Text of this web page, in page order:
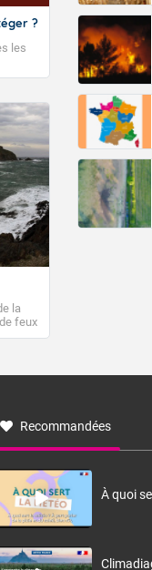
?
les
la
feux
sont
à la
Recommandées
À quoi